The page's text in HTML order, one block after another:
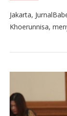
Jakarta,
Khoerunnisa,